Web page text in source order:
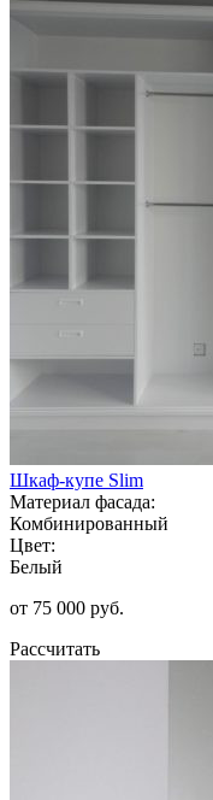
Шкаф-купе Slim
Материал фасада:
Комбинированный
Цвет:
Белый
от 75 000 руб.
Рассчитать